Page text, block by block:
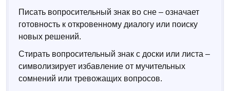
Писать вопросительный знак во сне – означает
готовность к откровенному диалогу или поиску
новых решений.
Стирать вопросительный знак с доски или листа –
символизирует избавление от мучительных
сомнений или тревожащих вопросов.